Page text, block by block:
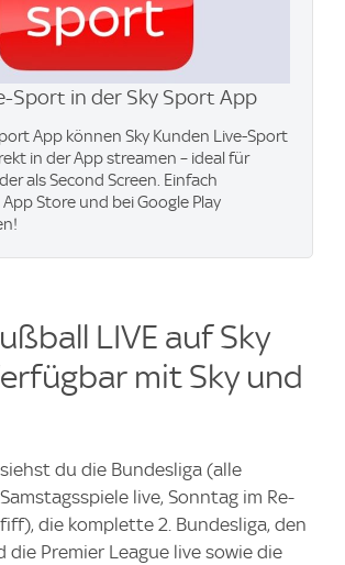
Sport in der Sky Sport App
App können Sky Kunden Live-Sport
in der App streamen – ideal für
als Second Screen. Einfach
Store und bei Google Play
LIVE auf Sky
mit Sky und
du die Bundesliga (alle
live, Sonntag im Re-
die komplette 2. Bundesliga, den
die Premier League live sowie die